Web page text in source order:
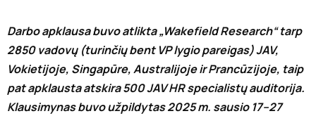
Darbo apklausa buvo atlikta „Wakefield Research“ tarp
2850 vadovų (turinčių bent VP lygio pareigas) JAV,
Vokietijoje, Singapūre, Australijoje ir Prancūzijoje, taip
pat apklausta atskira 500 JAV HR specialistų auditorija.
Klausimynas buvo užpildytas 2025 m. sausio 17–27